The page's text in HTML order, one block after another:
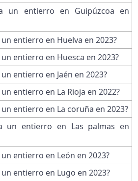
un entierro en Guipúzcoa en
entierro en Huelva en 2023?
entierro en Huesca en 2023?
entierro en Jaén en 2023?
entierro en La Rioja en 2022?
entierro en La coruña en 2023?
un entierro en Las palmas en
entierro en León en 2023?
entierro en Lugo en 2023?